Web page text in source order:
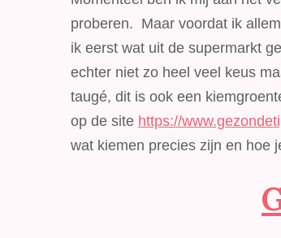
proberen. Maar voordat ik
ik eerst wat uit de supermarkt
echter niet zo heel veel keus
taugé, dit is ook een
op de site https://
wat kiemen precies zijn en hoe